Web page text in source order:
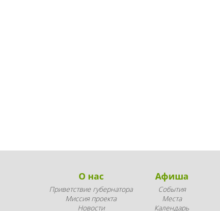
О нас
Приветствие губернатора
Миссия проекта
Новости
Афиша
События
Места
Календарь